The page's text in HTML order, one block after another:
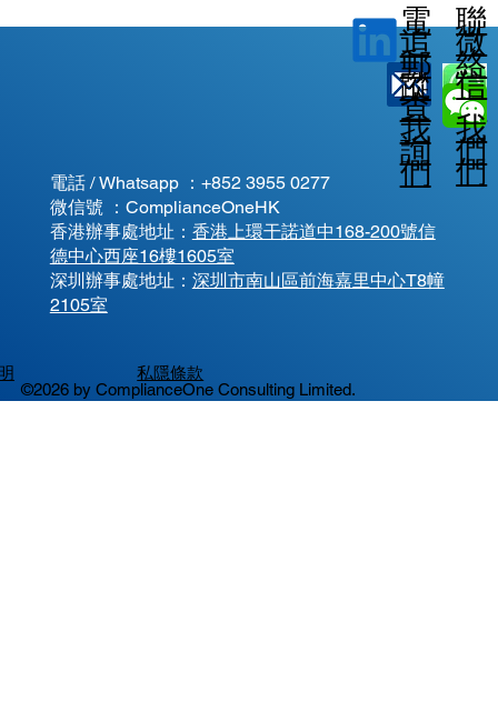
©2026 by ComplianceOne Consulting Limited.
電話 / Whatsapp ： +852 3955 0277
微信號 ：ComplianceOneHK
香港辦事處地址： 香港上環干諾道中168-200號信
德中心西座16樓1605室
​深圳辦事處地址： 深圳市南山區前海嘉里中心T8幢
2105室
私隱條款
電
郵
查
詢
追
蹤
我
們
聯
絡
我
們
微
信
我
們